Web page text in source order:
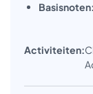
Basisnoten:
Activiteiten: